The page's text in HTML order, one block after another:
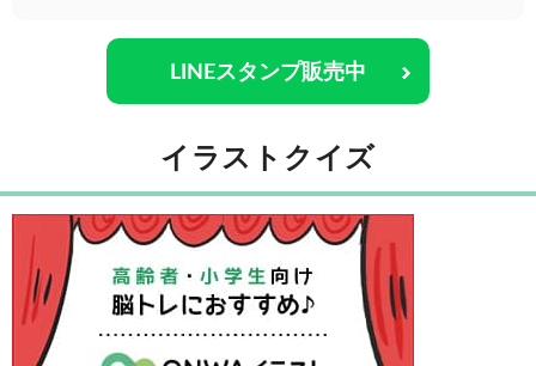
LINEスタンプ販売中
イラストクイズ